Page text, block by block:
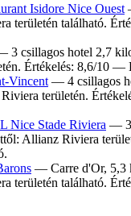
Isidore Nice Ouest
területén található.
3 csillagos hotel 2,7
Értékelés: 8,6/10 —
Vincent — 4 csillagos
területén.
Nice Stade Riviera — 3
Allianz Riviera
— Carre d'Or, 5,3
területén található.